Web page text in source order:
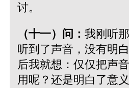
讨。
（十一）问： 我刚听
听到了声音，没有明
后我就想：仅仅把声
用呢？还是明白了意